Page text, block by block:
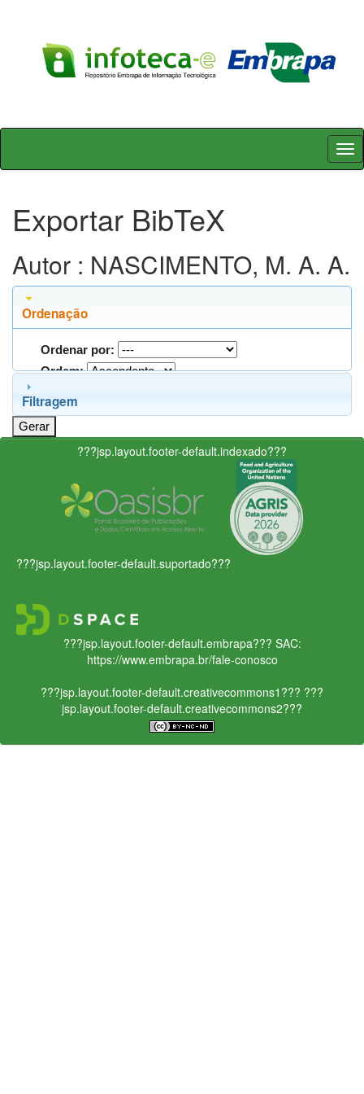
Skip
Exportar BibTeX
Autor : NASCIMENTO, M. A. A.
Ordenação
Ordenar por:
Ordem:
Filtragem
???jsp.layout.footer-default.indexado???
???jsp.layout.footer-default.suportado???
???jsp.layout.footer-default.embrapa??? SAC:
https://www.embrapa.br/fale-conosco
???jsp.layout.footer-default.creativecommons1??? ???
jsp.layout.footer-default.creativecommons2???